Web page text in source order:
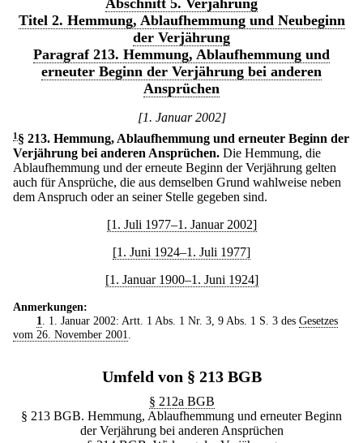
Abschnitt 5. Verjährung
Titel 2. Hemmung, Ablaufhemmung und Neubeginn
der Verjährung
Paragraf 213. Hemmung, Ablaufhemmung und
erneuter Beginn der Verjährung bei anderen
Ansprüchen
[1. Januar 2002]
1 § 213. Hemmung, Ablaufhemmung und erneuter Beginn der
Verjährung bei anderen Ansprüchen. Die Hemmung, die
Ablaufhemmung und der erneute Beginn der Verjährung gelten
auch für Ansprüche, die aus demselben Grund wahlweise neben
dem Anspruch oder an seiner Stelle gegeben sind.
[1. Juli 1977–1. Januar 2002]
[1. Juni 1924–1. Juli 1977]
[1. Januar 1900–1. Juni 1924]
Anmerkungen:
1
. 1. Januar 2002: Artt. 1 Abs. 1 Nr. 3, 9 Abs. 1 S. 3 des Gesetzes
vom 26. November 2001
Umfeld von § 213 BGB
§ 212a BGB
§ 213 BGB. Hemmung, Ablaufhemmung und erneuter Beginn
der Verjährung bei anderen Ansprüchen